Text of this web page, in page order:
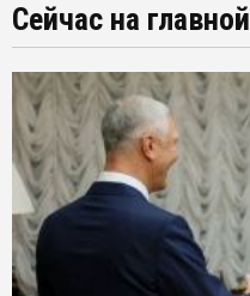
Сейчас на главной